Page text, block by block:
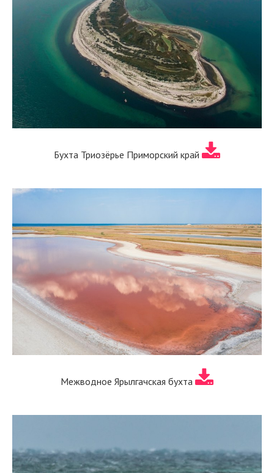
Бухта Триозёрье Приморский край
Межводное Ярылгачская бухта